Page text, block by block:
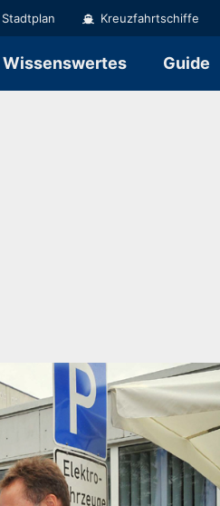
Stadtplan Kreuzfahrtschiffe
Wissenswertes Guide